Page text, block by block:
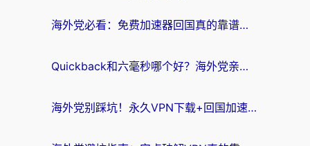
海外党必看：免费加速器回国真的靠谱吗？3步教你选到好用的归雁替代
Quickback和六毫秒哪个好？海外党亲测：选对回国加速器，无缝刷剧办公不再愁
海外党别踩坑！永久VPN下载+回国加速器选择指南，无缝刷国内剧游戏支付